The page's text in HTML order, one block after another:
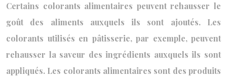
Certains colorants alimentaires peuvent rehausser le
goût des aliments auxquels ils sont ajoutés. Les
colorants utilisés en pâtisserie, par exemple, peuvent
rehausser la saveur des ingrédients auxquels ils sont
appliqués. Les colorants alimentaires sont des produits